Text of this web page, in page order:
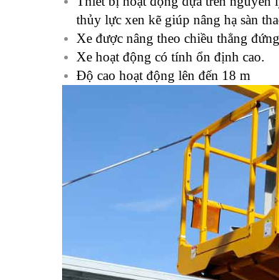
thủy lực xen kẽ giúp nâng hạ sàn
Xe được nâng theo chiều thẳng
Xe hoạt động có tính ổn định cao.
Độ cao hoạt động lên đến 18 m